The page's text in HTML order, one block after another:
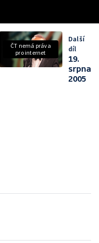
ČT nemá práva
pro internet
Další
díl
19.
srpna
2005